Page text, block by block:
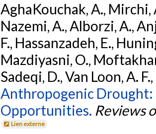
AghaKouchak, A., Mirchi,
Nazemi, A., Alborzi, A.,
F., Hassanzadeh, E.,
Mazdiyasni, O.,
Sadeqi, D., Van Loon, A.
Anthropogenic Drought:
Opportunities. Reviews
Lien externe